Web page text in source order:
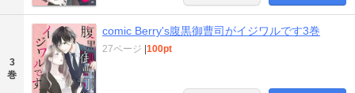
3
巻
comic Berry's腹黒御曹司がイジワルです3巻
27ページ 100pt